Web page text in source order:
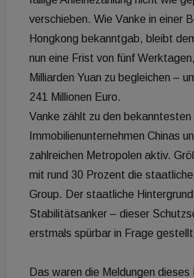
verschieben. Wie Vanke in einer
Hongkong bekanntgab, bleibt
nun eine Frist von fünf
Milliarden Yuan zu begleichen –
241 Millionen Euro.
Vanke zählt zu den bekanntesten
Immobilienunternehmen Chinas
zahlreichen Metropolen aktiv.
mit rund 30 Prozent die
Group. Der staatliche
Stabilitätsanker – dieser
erstmals spürbar in Frage
Das waren die Meldungen dieses